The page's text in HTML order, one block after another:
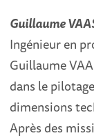
Guillaume
Ingénieur en
Guillaume
dans le
dimensions
Après des